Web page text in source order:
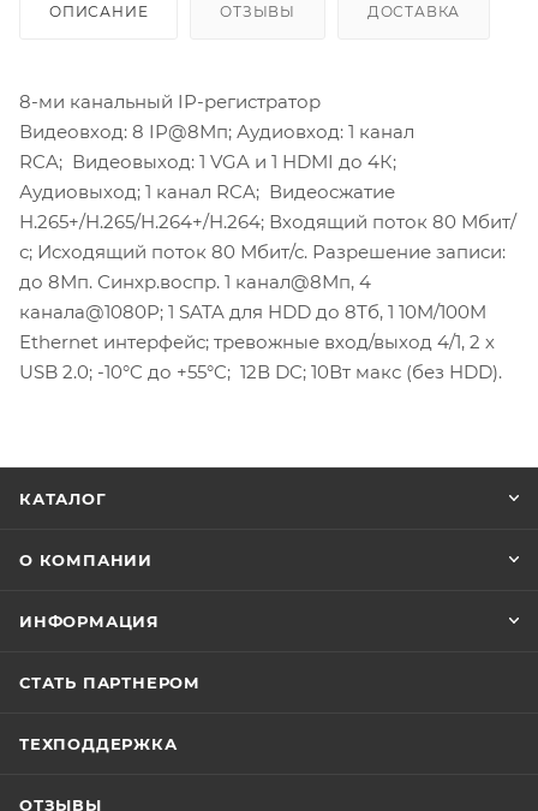
ОПИСАНИЕ ОТЗЫВЫ ДОСТАВКА
8-ми канальный IP-регистратор
Видеовход: 8 IP@8Мп; Аудиовход: 1 канал
RCA; Видеовыход: 1 VGA и 1 HDMI до 4К;
Аудиовыход; 1 канал RCA; Видеосжатие
H.265+/H.265/H.264+/H.264; Входящий поток 80 Мбит/
с; Исходящий поток 80 Мбит/с. Разрешение записи:
до 8Мп. Синхр.воспр. 1 канал@8Мп, 4
канала@1080P; 1 SATA для HDD до 8Тб, 1 10M/100M
Ethernet интерфейс; тревожные вход/выход 4/1, 2 х
USB 2.0; -10°C до +55°C; 12В DC; 10Вт макс (без HDD).
КАТАЛОГ
О КОМПАНИИ
ИНФОРМАЦИЯ
СТАТЬ ПАРТНЕРОМ
ТЕХПОДДЕРЖКА
ОТЗЫВЫ